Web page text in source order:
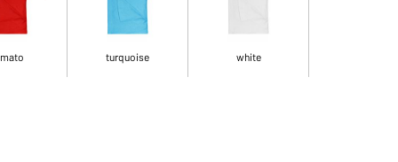
turquoise white